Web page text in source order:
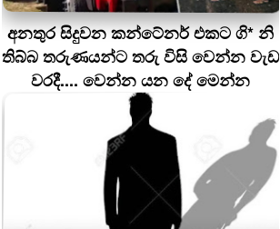
අනතුර සිදුවන කන්ටේනර් එකට ගි* නි
තිබ්බ තරුණයන්ට තරු විසි වෙන්න වැඩ
වරදී.... වෙන්න යන දේ මෙන්න